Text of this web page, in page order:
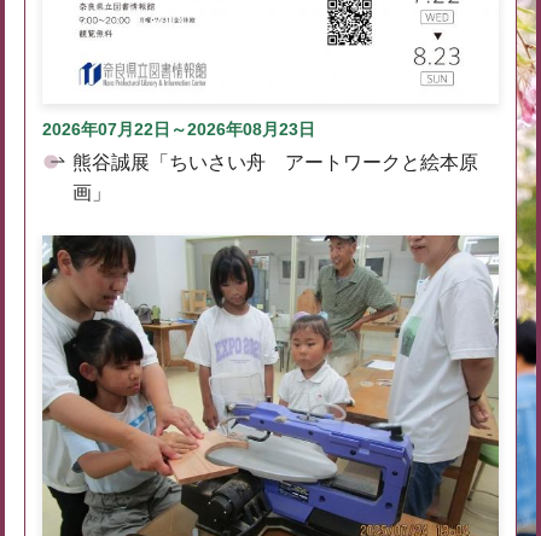
2026年07月22日～2026年08月23日
熊谷誠展「ちいさい舟 アートワークと絵本原
画」